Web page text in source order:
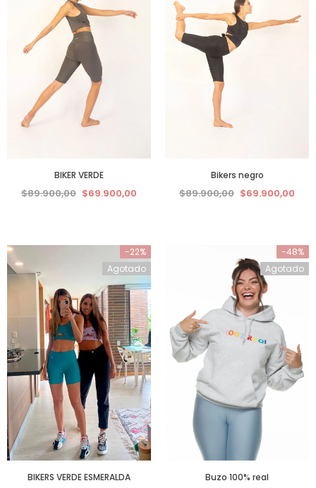
BIKER VERDE
$89.900,00 $69.900,00
Bikers negro
$89.900,00 $69.900,00
-22%
Agotado
BIKERS VERDE ESMERALDA
-48%
Agotado
Buzo 100% real